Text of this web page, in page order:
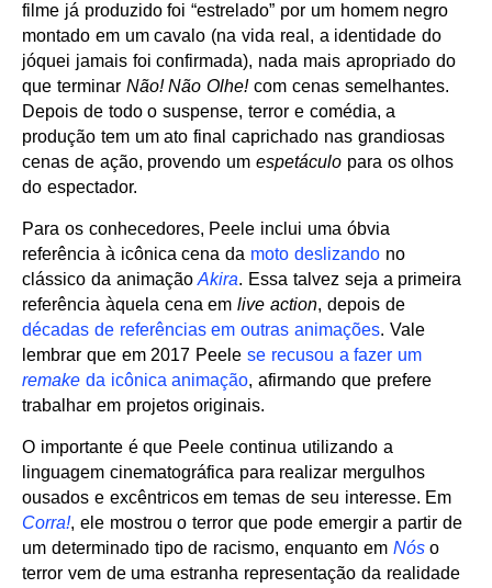
filme já produzido foi “estrelado” por um homem negro
montado em um cavalo (na vida real, a identidade do
jóquei jamais foi confirmada), nada mais apropriado do
que terminar Não! Não Olhe!com cenas semelhantes.
Depois de todo o suspense, terror e comédia, a
produção tem um ato final caprichado nas grandiosas
cenas de ação, provendo umespetáculo para os olhos
do espectador.
Para os conhecedores, Peele inclui uma óbvia
referência à icônica cena da moto deslizandono
clássico da animaçãoAkira. Essa talvez seja a primeira
referência àquela cena emlive action, depois de
décadas de referências em outras animações. Vale
lembrar que em 2017 Peelese recusou a fazer um
remake da icônica animação, afirmando que prefere
trabalhar em projetos originais.
O importante é que Peele continua utilizando a
linguagem cinematográfica para realizar mergulhos
ousados e excêntricos em temas de seu interesse. Em
Corra!, ele mostrou o terror que pode emergir a partir de
um determinado tipo de racismo, enquanto em Nóso
terror vem de uma estranha representação da realidade